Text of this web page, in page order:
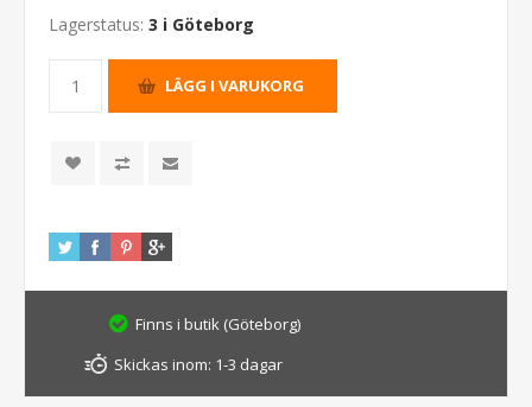
Lagerstatus: 3 i Göteborg
Finns i butik (Göteborg)
Skickas inom: 1-3 dagar